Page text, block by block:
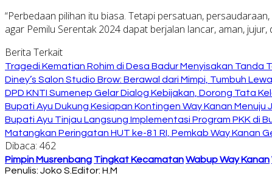
“Perbedaan pilihan itu biasa. Tetapi persatuan,
agar Pemilu Serentak 2024 dapat berjalan lancar, aman,
Berita Terkait
Tragedi Kematian Rohim di Desa Badur Menyisakan Tanda
Diney’s Salon Studio Brow: Berawal dari Mimpi, Tumbuh
DPD KNTI Sumenep Gelar Dialog Kebijakan, Dorong Tata
Bupati Ayu Dukung Kesiapan Kontingen Way Kanan Menuju
Bupati Ayu Tinjau Langsung Implementasi Program PKK di
Matangkan Peringatan HUT ke-81 RI, Pemkab Way Kanan
Dibaca: 462
Pimpin Musrenbang Tingkat KecamatanWabup Way Kanan
Penulis: Joko S. Editor: H.M